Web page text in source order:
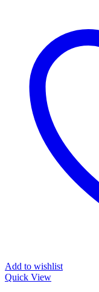
Add to wishlist
Quick View